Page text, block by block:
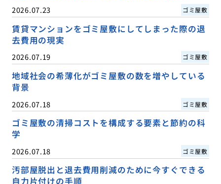
2026.07.23 ゴミ屋敷
賃貸マンションをゴミ屋敷にしてしまった際の退
去費用の現実
2026.07.19 ゴミ屋敷
地域社会の希薄化がゴミ屋敷の数を増やしている
背景
2026.07.18 ゴミ屋敷
ゴミ屋敷の清掃コストを構成する要素と節約の科
学
2026.07.18 ゴミ屋敷
汚部屋脱出と退去費用削減のために今すぐできる
自力片付けの手順